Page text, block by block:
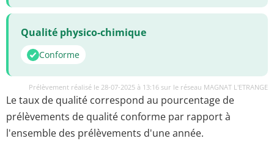
Qualité physico-chimique
Conforme
Prélèvement réalisé le 28-07-2025 à 13:16 sur le réseau MAGNAT L'ETRANGE
Le taux de qualité correspond au pourcentage de
prélèvements de qualité conforme par rapport à
l'ensemble des prélèvements d'une année.